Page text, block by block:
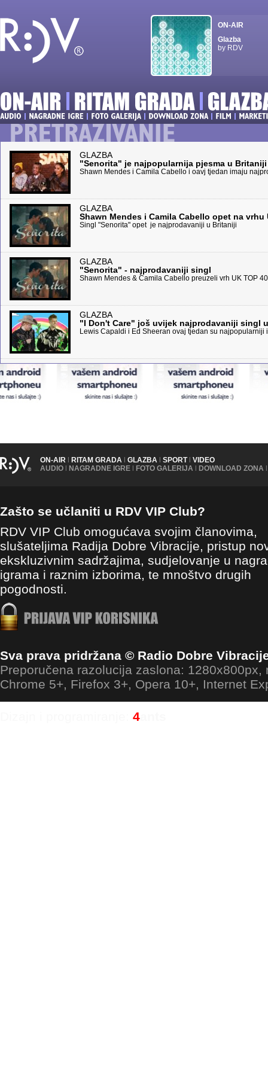
ON-AIR
Glazba
by RDV
GLAZBA
"Senorita" je najpopularnija pjesma u Britaniji
Shawn Mendes i Camila Cabello i oavj tjedan imaju
GLAZBA
Shawn Mendes i Camila Cabello opet na vrhu
Singl "Senorita" opet je najprodavaniji u Britaniji
GLAZBA
"Senorita" - najprodavaniji singl
Shawn Mendes & Camila Cabello preuzeli vrh UK TOP 40
GLAZBA
"I Don't Care" još uvijek najprodavaniji singl
Lewis Capaldi i Ed Sheeran ovaj tjedan su najpopularniji
ON-AIR | RITAM GRADA | GLAZBA | SPORT | VIDEO
AUDIO | NAGRADNE IGRE | FOTO GALERIJA | DOWNLOAD ZONA |
Zašto se učlaniti u RDV VIP Club?
RDV VIP Club omogućava svojim članovima,
slušateljima Radija Dobre Vibracije, pristup
ekskluzivnim sadržajima, sudjelovanje u
igrama i raznim izborima, te mnoštvo drugih
pogodnosti.
Sva prava pridržana © Radio Dobre
Preporučena razolucija zaslona: 1280x800px,
Chrome 5+, Firefox 3+, Opera 10+, Internet
4